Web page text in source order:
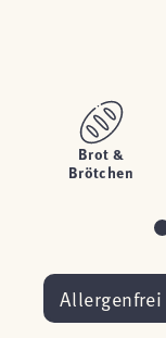
Brot &
Brötchen
Allergenfrei